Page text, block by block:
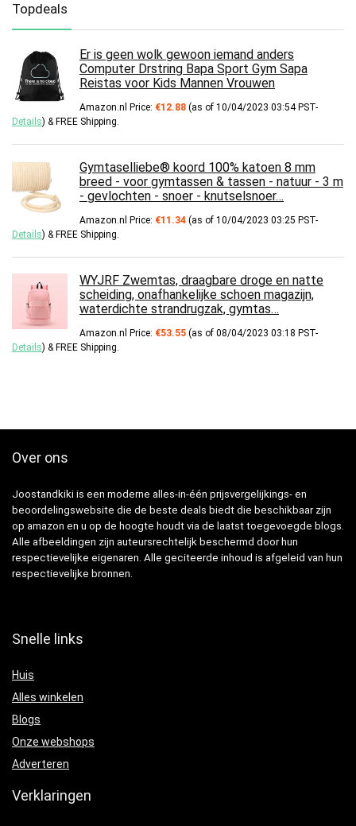
Topdeals
Er is geen wolk gewoon iemand anders
Computer Drstring Bapa Sport Gym Sapa
Reistas voor Kids Mannen Vrouwen
Amazon.nl Price: €12.88 (as of 10/04/2023 03:54 PST-
Details) & FREE Shipping.
Gymtaselliebe® koord 100% katoen 8 mm
breed - voor gymtassen & tassen - natuur - 3 m
- gevlochten - snoer - knutselsnoer…
Amazon.nl Price: €11.34 (as of 10/04/2023 03:25 PST-
Details) & FREE Shipping.
WYJRF Zwemtas, draagbare droge en natte
scheiding, onafhankelijke schoen magazijn,
waterdichte strandrugzak, gymtas…
Amazon.nl Price: €53.55 (as of 08/04/2023 03:18 PST-
Details) & FREE Shipping.
Over ons
Joostandkiki is een moderne alles-in-één prijsvergelijkings- en
beoordelingswebsite die de beste deals biedt die beschikbaar zijn
op amazon en u op de hoogte houdt via de laatst toegevoegde blogs.
Alle afbeeldingen zijn auteursrechtelijk beschermd door hun
respectievelijke eigenaren. Alle geciteerde inhoud is afgeleid van hun
respectievelijke bronnen.
Snelle links
Huis
Alles winkelen
Blogs
Onze webshops
Adverteren
Verklaringen